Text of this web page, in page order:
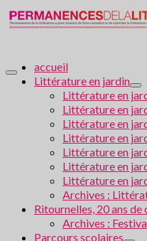
accueil
Littérature en jardin
Littérature en
Littérature en
Littérature en
Littérature en
Littérature en
Littérature en
Littérature en
Archives :
Ritournelles, 20 ans
Archives :
Parcours scolaires